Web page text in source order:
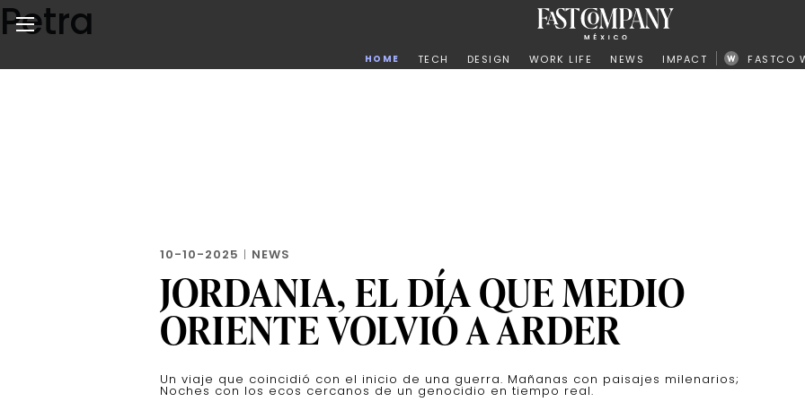
Skip
to
content
Noticias de negocios, innovación, tecnología y diseño
HOME TECH DESIGN WORK LIFE NEWS IMPACT FASTCO
Petra
10-10-2025 | NEWS
JORDANIA, EL DÍA QUE MEDIO
ORIENTE VOLVIÓ A ARDER
Un viaje que coincidió con el inicio de una guerra. Mañanas con paisajes milenarios;
Noches con los ecos cercanos de un genocidio en tiempo real.